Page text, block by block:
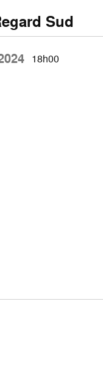
Sud
18h00